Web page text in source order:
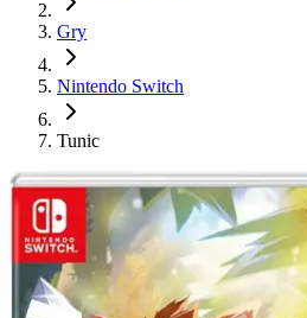
Gry
Nintendo Switch
Tunic